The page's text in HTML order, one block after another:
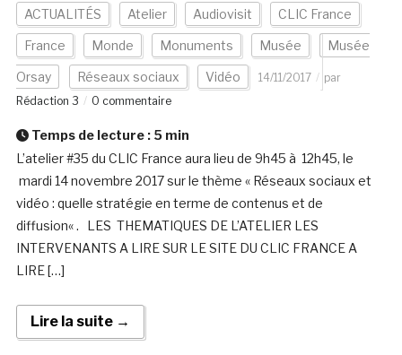
ACTUALITÉS Atelier Audiovisit CLIC France
France Monde Monuments Musée Musée
Orsay Réseaux sociaux Vidéo 14/11/2017
par
Rédaction 3
0 commentaire
Temps de lecture : 5 min
L’atelier #35 du CLIC France aura lieu de 9h45 à 12h45, le
mardi 14 novembre 2017 sur le thème « Réseaux sociaux et
vidéo : quelle stratégie en terme de contenus et de
diffusion« . LES THEMATIQUES DE L’ATELIER LES
INTERVENANTS A LIRE SUR LE SITE DU CLIC FRANCE A
LIRE […]
Lire la suite →